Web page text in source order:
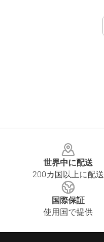
世界中に配送
200カ国以上に配送
国際保証
使用国で提供